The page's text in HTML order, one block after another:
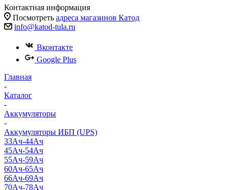
Контактная информация
Посмотреть адреса магазинов Катод
info@katod-tula.ru
Вконтакте
Google Plus
Главная
-
Каталог
-
Аккумуляторы
-
Аккумуляторы ИБП (UPS)
33Ач-44Ач
45Ач-54Ач
55Ач-59Ач
60Ач-65Ач
66Ач-69Ач
70Ач-78Ач